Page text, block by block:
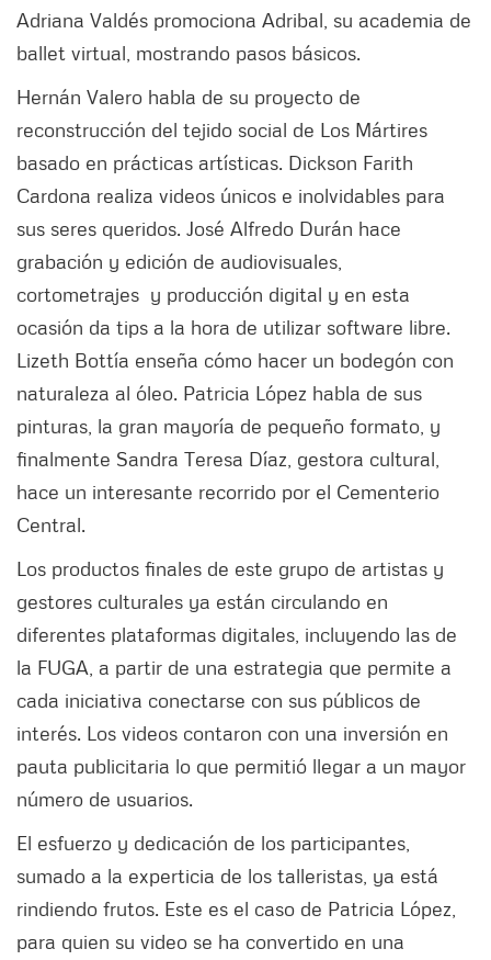
Adriana Valdés promociona Adribal, su academia de
ballet virtual, mostrando pasos básicos.
Hernán Valero habla de su proyecto de
reconstrucción del tejido social de Los Mártires
basado en prácticas artísticas. Dickson Farith
Cardona realiza videos únicos e inolvidables para
sus seres queridos. José Alfredo Durán hace
grabación y edición de audiovisuales,
cortometrajes y producción digital y en esta
ocasión da tips a la hora de utilizar software libre.
Lizeth Bottía enseña cómo hacer un bodegón con
naturaleza al óleo. Patricia López habla de sus
pinturas, la gran mayoría de pequeño formato, y
finalmente Sandra Teresa Díaz, gestora cultural,
hace un interesante recorrido por el Cementerio
Central.
Los productos finales de este grupo de artistas y
gestores culturales ya están circulando en
diferentes plataformas digitales, incluyendo las de
la FUGA, a partir de una estrategia que permite a
cada iniciativa conectarse con sus públicos de
interés. Los videos contaron con una inversión en
pauta publicitaria lo que permitió llegar a un mayor
número de usuarios.
El esfuerzo y dedicación de los participantes,
sumado a la experticia de los talleristas, ya está
rindiendo frutos. Este es el caso de Patricia López,
para quien su video se ha convertido en una